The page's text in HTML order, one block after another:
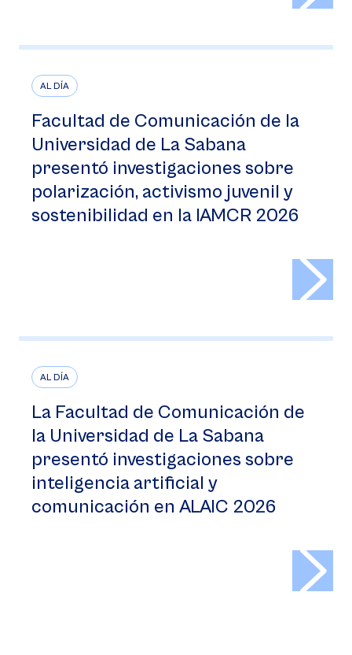
AL DÍA
Facultad de Comunicación de la
Universidad de La Sabana
presentó investigaciones sobre
polarización, activismo juvenil y
sostenibilidad en la IAMCR 2026
AL DÍA
La Facultad de Comunicación de
la Universidad de La Sabana
presentó investigaciones sobre
inteligencia artificial y
comunicación en ALAIC 2026